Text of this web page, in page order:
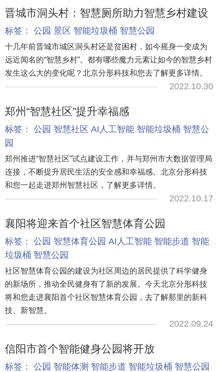
晋城市洞头村：智慧厕所助力智慧乡村建设
标签： 公园 景区 智能垃圾桶 智慧公园
十几年前晋城市城区洞头村还是贫困村，如今摇身一变成为
远近闻名的“智慧乡村”。都有哪些魔力元素让如今的智慧乡村
发生这么大的变化呢？北京分形科技和您去了解更多详情。
2022.10.30
郑州“智慧社区”提升幸福感
标签： 公园 智慧社区 AI人工智能 智能垃圾桶 智慧公
园
郑州推进“智慧社区”试点建设工作，并与郑州市大数据管理局
连接，不断提升居民生活的安全感和幸福感。北京分形科技
和您一起走进郑州智慧社区，了解更多详情。
2022.10.17
襄阳将迎来首个社区智慧体育公园
标签： 公园 智慧体育公园 AI人工智能 智能步道 智能
垃圾桶 智慧公园
社区智慧体育公园的建设为社区周边的居民提供了科学健身
的新场所，推动全民健身有了新的发展。今天北京分形科技
将和您走进襄阳首个社区智慧体育公园，去了解那里的新科
技、新智慧。
2022.09.24
信阳市首个智能健身公园将开放
标签： 公园 智能体测 智能步道 智能垃圾桶 智慧公园